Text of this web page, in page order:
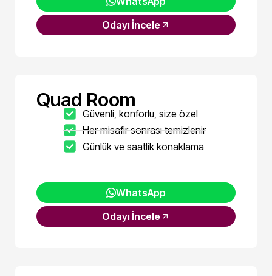
Odayı İncele
Quad Room
Güvenli, konforlu, size özel
Her misafir sonrası temizlenir
Günlük ve saatlik konaklama
WhatsApp
Odayı İncele